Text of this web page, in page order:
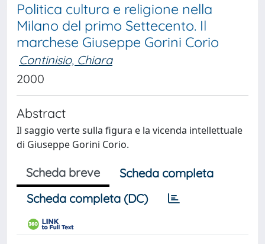
Politica cultura e religione nella
Milano del primo Settecento. Il
marchese Giuseppe Gorini Corio
Continisio, Chiara
2000
Abstract
Il saggio verte sulla figura e la vicenda intellettuale
di Giuseppe Gorini Corio.
Scheda breve
Scheda completa
Scheda completa (DC)